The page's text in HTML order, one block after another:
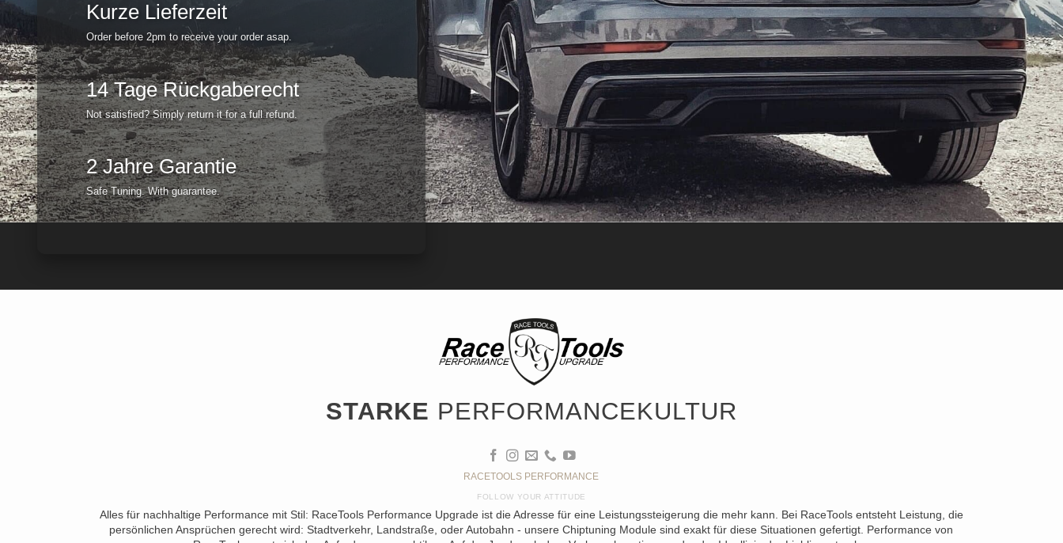
Kurze Lieferzeit
Order before 2pm to receive your order asap.
14 Tage Rückgaberecht
Not satisfied? Simply return it for a full refund.
2 Jahre Garantie
Safe Tuning. With guarantee.
STARKE PERFORMANCEKULTUR
RACETOOLS PERFORMANCE
FOLLOW YOUR ATTITUDE
Alles für nachhaltige Performance mit Stil: RaceTools Performance Upgrade ist die Adresse für eine Leistungssteigerung die mehr kann. Bei RaceTools entsteht Leistung, die
persönlichen Ansprüchen gerecht wird: Stadtverkehr, Landstraße, oder Autobahn - unsere Chiptuning Module sind exakt für diese Situationen gefertigt. Performance von